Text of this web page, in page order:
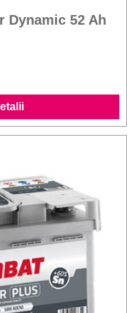
Dynamic 52 Ah